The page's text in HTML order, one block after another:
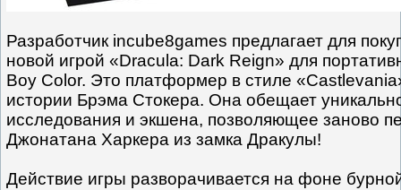
Разработчик incube8games предлагает для
новой игрой «Dracula: Dark Reign» для
Boy Color. Это платформер в стиле
истории Брэма Стокера. Она обещает
исследования и экшена, позволяющее заново
Джонатана Харкера из замка Дракулы!
Действие игры разворачивается на фоне